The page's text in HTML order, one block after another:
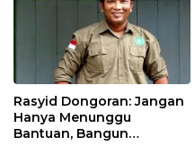
Rasyid Dongoran: Jangan
Hanya Menunggu
Bantuan, Bangun